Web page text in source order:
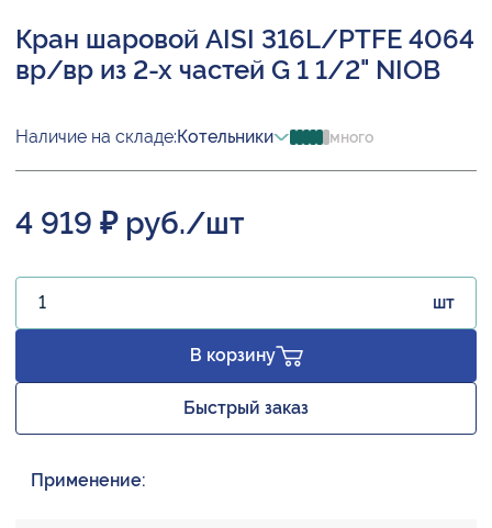
Кран шаровой AISI 316L/PTFE 4064
вр/вр из 2-х частей G 1 1/2" NIOB
Наличие на складе:Котельники много
4 919 ₽ руб./шт
шт
В корзину
Быстрый заказ
Применение: